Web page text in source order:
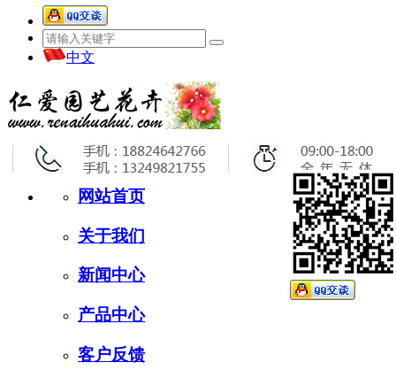
中文
网站首页
关于我们
新闻中心
产品中心
客户反馈